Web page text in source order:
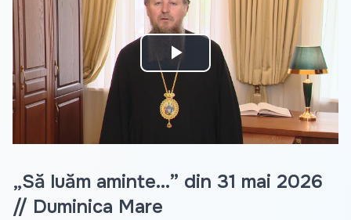
Play
Video
„Să luăm aminte...” din 31 mai 2026
// Duminica Mare